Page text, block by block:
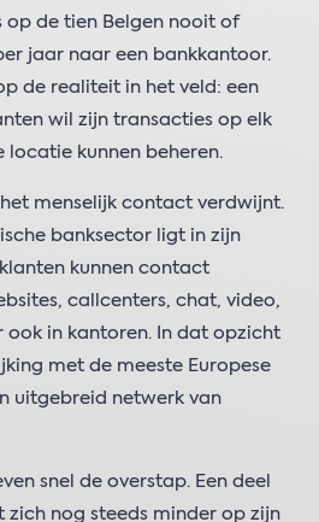
op de tien Belgen nooit of
jaar naar een bankkantoor.
de realiteit in het veld: een
wil zijn transacties op elk
locatie kunnen beheren.
menselijk contact verdwijnt.
banksector ligt in zijn
kunnen contact
callcenters, chat, video,
in kantoren. In dat opzicht
met de meeste Europese
uitgebreid netwerk van
snel de overstap. Een deel
zich nog steeds minder op zijn